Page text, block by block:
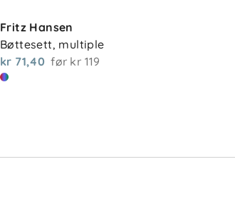
Fritz Hansen
Bøttesett, multiple
kr 71,40 før kr 119